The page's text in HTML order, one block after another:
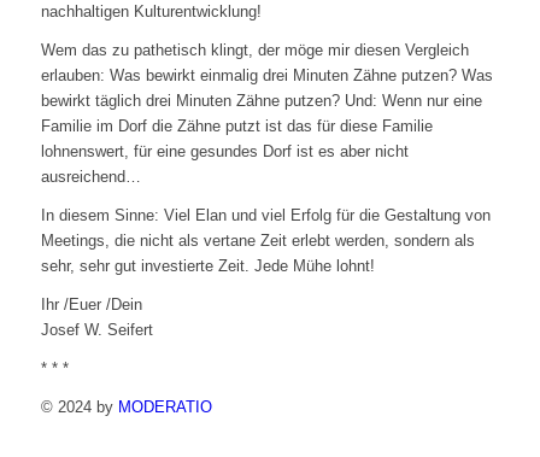
nachhaltigen Kulturentwicklung!
Wem das zu pathetisch klingt, der möge mir diesen Vergleich
erlauben: Was bewirkt einmalig drei Minuten Zähne putzen? Was
bewirkt täglich drei Minuten Zähne putzen? Und: Wenn nur eine
Familie im Dorf die Zähne putzt ist das für diese Familie
lohnenswert, für eine gesundes Dorf ist es aber nicht
ausreichend…
In diesem Sinne: Viel Elan und viel Erfolg für die Gestaltung von
Meetings, die nicht als vertane Zeit erlebt werden, sondern als
sehr, sehr gut investierte Zeit. Jede Mühe lohnt!
Ihr /Euer /Dein
Josef W. Seifert
* * *
© 2024 by MODERATIO